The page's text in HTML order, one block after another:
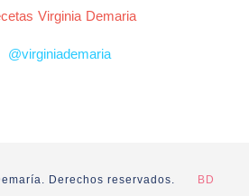
Virginia Demaria
@virginiademaria
Derechos reservados. BD